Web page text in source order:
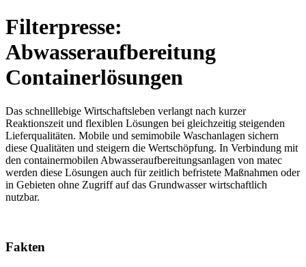
Filterpresse:
Abwasseraufbereitung
Containerlösungen
Das schnelllebige Wirtschaftsleben verlangt nach kurzer
Reaktionszeit und flexiblen Lösungen bei gleichzeitig steigenden
Lieferqualitäten. Mobile und semimobile Waschanlagen sichern
diese Qualitäten und steigern die Wertschöpfung. In Verbindung mit
den containermobilen Abwasseraufbereitungsanlagen von matec
werden diese Lösungen auch für zeitlich befristete Maßnahmen oder
in Gebieten ohne Zugriff auf das Grundwasser wirtschaftlich
nutzbar.
Fakten